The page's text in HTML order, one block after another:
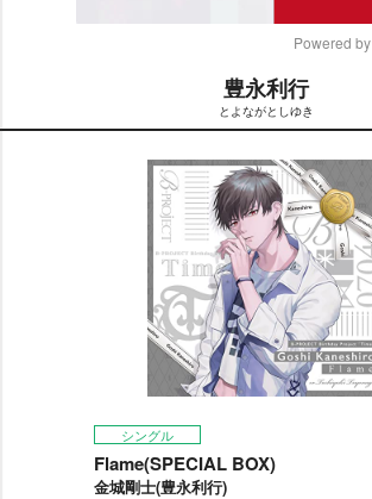
Powered by
豊永利行
とよながとしゆき
シングル
Flame(SPECIAL BOX)
金城剛士(豊永利行)